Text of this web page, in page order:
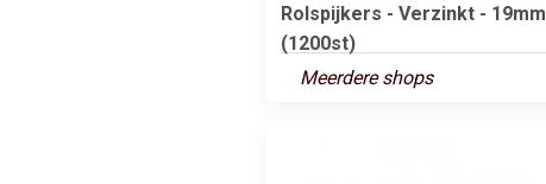
Rolspijkers - Verzinkt - 19mm
(1200st)
Meerdere shops